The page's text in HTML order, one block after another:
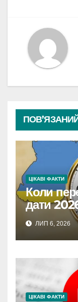
ЦІКАВІ ФАКТИ
Коли
дати
впливає
ЛИП 6, 2026
ЦІКАВІ ФАКТИ